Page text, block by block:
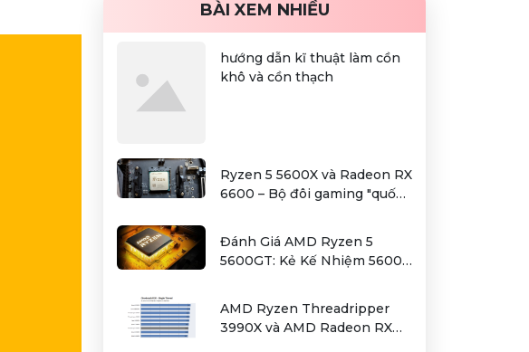
BÀI XEM NHIỀU
hướng dẫn kĩ thuật làm cồn
khô và cồn thạch
Ryzen 5 5600X và Radeon RX
6600 – Bộ đôi gaming "quốc
Đánh Giá AMD Ryzen 5
5600GT: Kẻ Kế Nhiệm 5600G
AMD Ryzen Threadripper
3990X và AMD Radeon RX